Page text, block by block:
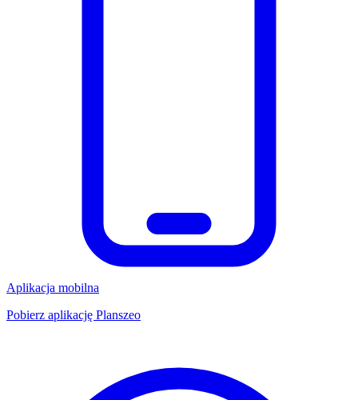
Aplikacja mobilna
Pobierz aplikację Planszeo